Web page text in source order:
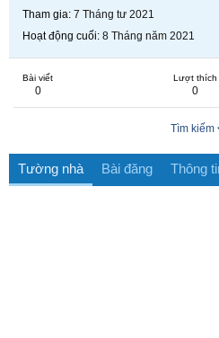
Tham gia 7 Tháng tư 2021
Hoạt động cuối 8 Tháng năm 2021
Bài viết
0
Lượt thích
0
Tìm kiếm
Tường nhà Bài đăng Thông